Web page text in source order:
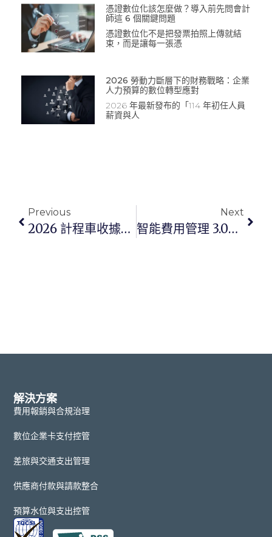
憑證數位化該怎麼做？導入前先問會計
師這 6 個關鍵問題
憑證數位化不是把發票拍照上傳就結
束，而是讓每一張憑
2026 勞動力斷層下的財務戰略：企業
人力預算的數位轉型應對
2026 年最新發布的「114 年初任人員
薪資與人
Previous
2026 計程車收據報帳全攻略：四大車行索取方式、合規要件與企業管理解決方案
Next
智能費用管理 3.0｜COMMEET 如何協助企業數位轉型與變革管理
解決方案
費用報銷與合規治理
數位企業卡支付控管
差旅與交通支出管理
供應商付款與請款整合
預算水位與支出控管